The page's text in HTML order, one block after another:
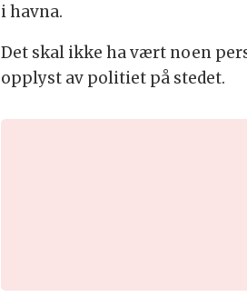
i havna.
Det skal ikke ha vært noen
opplyst av politiet på stedet.